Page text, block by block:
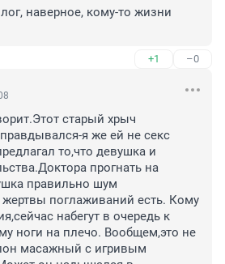
наверное, кому-то жизни
+1 –0
старый хрыч
я же ей не секс
то,что девушка и
прогнать на
правильно шум
поглаживаний есть. Кому
набегут в очередь к
ноги на плечо. Вообщем,это не
масажный с игривым